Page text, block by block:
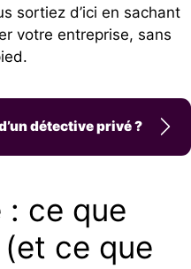
sortiez d’ici en sachant
votre entreprise, sans
détective privé ?
: ce que
(et ce que